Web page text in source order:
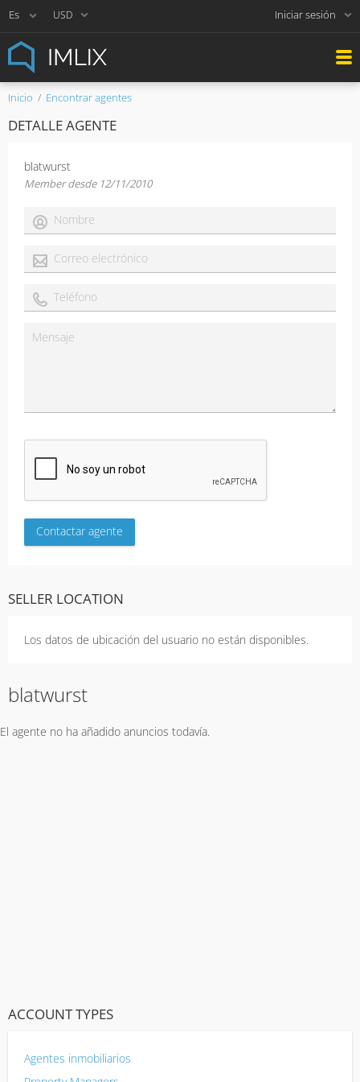
USD Iniciar sesión
Inicio Encontrar agentes
DETALLE AGENTE
blatwurst
Member desde 12/11/2010
SELLER LOCATION
Los datos de ubicación del usuario no están disponibles.
blatwurst
El agente no ha añadido anuncios todavía.
ACCOUNT TYPES
Agentes inmobiliarios